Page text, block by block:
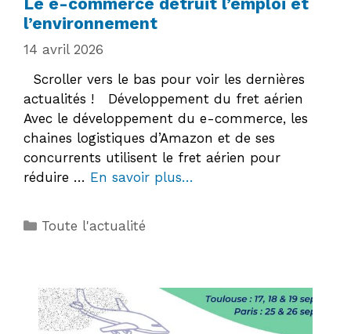
l’environnement
14 avril 2026
Scroller vers le bas pour voir les dernières
actualités ! Développement du fret aérien
Avec le développement du e-commerce, les
chaines logistiques d’Amazon et de ses
concurrents utilisent le fret aérien pour
réduire … En savoir plus…
Catégories
Toute l'actualité